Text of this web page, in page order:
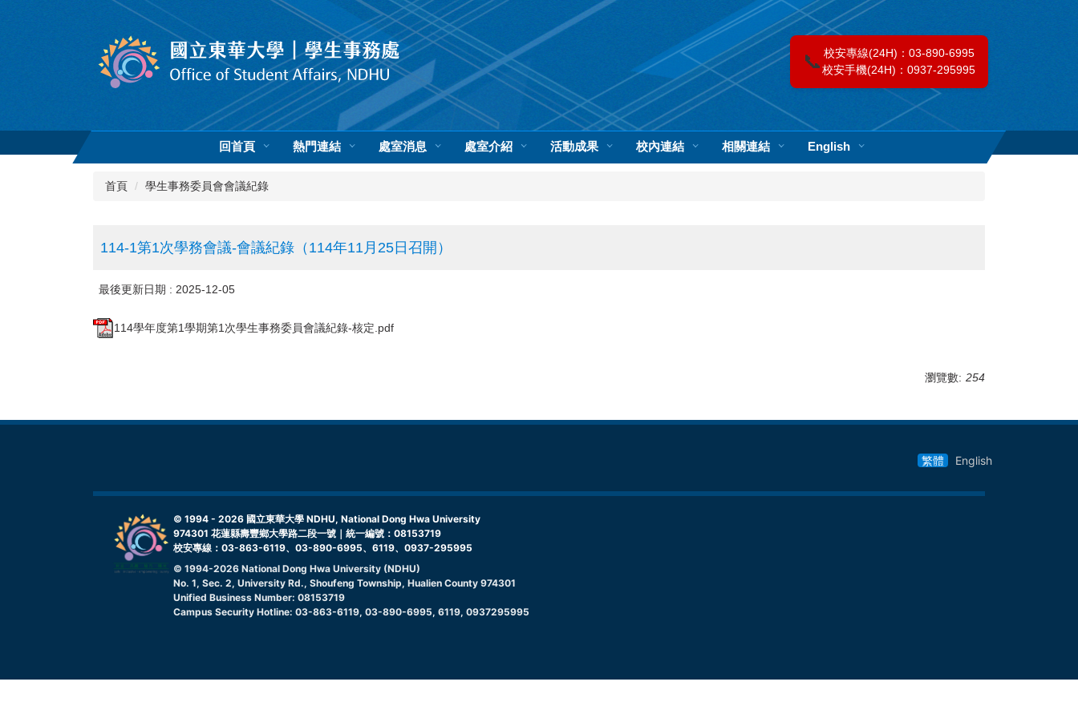
📞 校安專線(24H)：03-890-6995
校安手機(24H)：0937-295995
回首頁 熱門連結 處室消息 處室介紹 活動成果 校內連結 相關連結 English
首頁 學生事務委員會會議紀錄
114-1第1次學務會議-會議紀錄（114年11月25日召開）
最後更新日期 : 2025-12-05
114學年度第1學期第1次學生事務委員會議紀錄-核定.pdf
瀏覽數: 254
繁體 English
© 1994 - 2026 國立東華大學 NDHU, National Dong Hwa University
974301 花蓮縣壽豐鄉大學路二段一號｜統一編號：08153719
校安專線：03-863-6119、03-890-6995、6119、0937-295995
© 1994-2026 National Dong Hwa University (NDHU)
No. 1, Sec. 2, University Rd., Shoufeng Township, Hualien County 974301
Unified Business Number: 08153719
Campus Security Hotline: 03-863-6119, 03-890-6995, 6119, 0937295995